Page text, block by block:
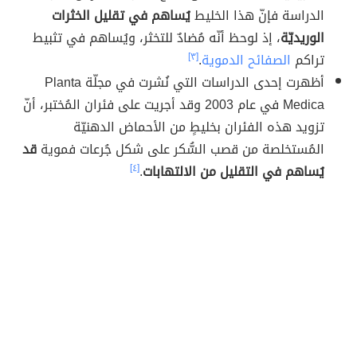
الدراسة فإنّ هذا الخليطيُساهم في تقليل الخثرات
الوريديّة، إذ لوحظ أنّه مُضادٌ للتخثر، ويُساهم في تثبيط
تراكم الصفائح الدموية.[٣]
أظهرت إحدى الدراسات التي نُشرت في مجلّة Planta
Medica في عام 2003 وقد أجريت على فئران المُختبر، أنّ
تزويد هذه الفئران بخليطٍ من الأحماض الدهنيّة
المُستخلصة من قصب السُّكر على شكل جُرعات فمويةقد
يُساهم في التقليل من الالتهابات.[٤]